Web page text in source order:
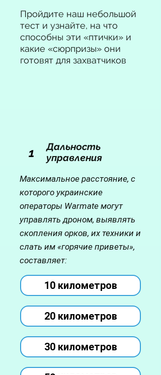
Пройдите наш небольшой
тест и узнайте, на что
способны эти «птички» и
какие «сюрпризы» они
готовят для захватчиков
1
10 километров
20 километров
30 километров
Дальность
управления
Максимальное расстояние, с
которого украинские
операторы Warmate могут
управлять дроном, выявлять
скопления орков, их техники и
слать им «горячие приветы»,
составляет: